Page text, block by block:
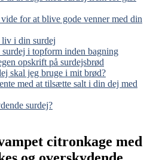
for at blive gode venner med din
liv i din surdej
surdej i topform inden bagning
opskrift på surdejsbrød
skal jeg bruge i mit brød?
med at tilsætte salt i din dej med
surdej?
citronkage med